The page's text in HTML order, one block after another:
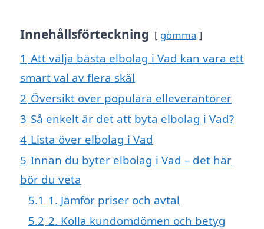
Innehållsförteckning gömma
1 Att välja bästa elbolag i Vad kan vara ett
smart val av flera skäl
2 Översikt över populära elleverantörer
3 Så enkelt är det att byta elbolag i Vad?
4 Lista över elbolag i Vad
5 Innan du byter elbolag i Vad – det här
bör du veta
5.1 1. Jämför priser och avtal
5.2 2. Kolla kundomdömen och betyg